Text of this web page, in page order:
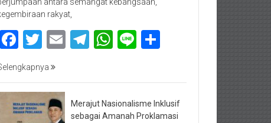
rakyat,
Facebook
Twitter
EmailTelegram
WhatsApp
Line
Merajut Nasionalisme Inklusif
sebagai Amanah Proklamasi